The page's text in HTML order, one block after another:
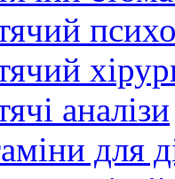
аналізи
для